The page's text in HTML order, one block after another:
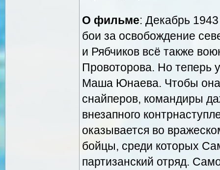
О фильме: Декабрь
бои за освобождение
и Рябчиков всё также
Провоторова. Но теперь
Маша Юнаева. Чтобы она
снайперов, командиры
внезапного
оказывается во
бойцы, среди которых
партизанский отряд.